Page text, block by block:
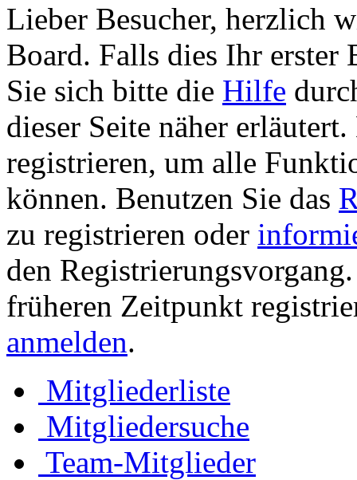
Lieber Besucher, herzlich
Board. Falls dies Ihr erster
Sie sich bitte die Hilfe
dieser Seite näher
registrieren, um alle
können. Benutzen Sie das
zu registrieren oder
den
früheren Zeitpunkt
anmelden.
Mitgliederliste
Mitgliedersuche
Team-Mitglieder